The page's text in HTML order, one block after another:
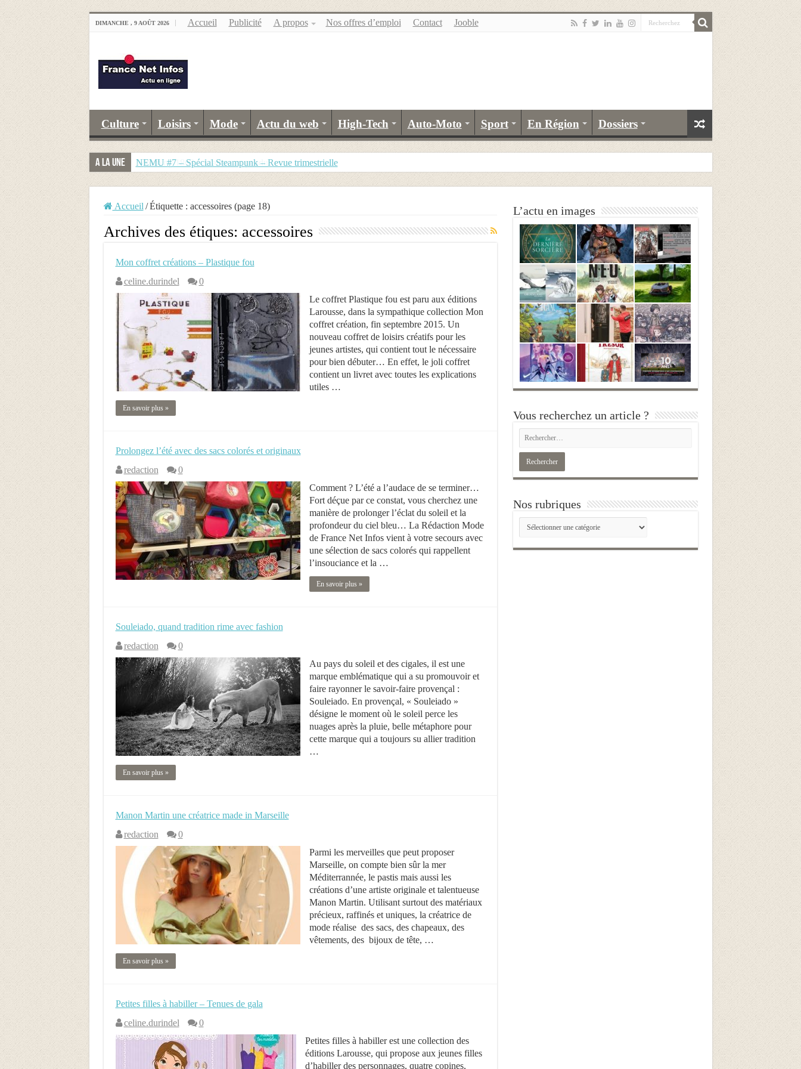
DIMANCHE , 9 AOÛT 2026 Accueil Publicité A propos Nos offres d’emploi Contact Jooble
Culture Loisirs Mode Actu du web High-Tech Auto-Moto Sport En Région Dossiers
A la Une NEMU #7 – Spécial Steampunk – Revue trimestrielle
Accueil / Étiquette : accessoires(page 18)
Archives des étiques: accessoires
Mon coffret créations – Plastique fou
celine.durindel
0
Le coffret Plastique fou est paru aux éditions
Larousse, dans la sympathique collection Mon
coffret création, fin septembre 2015. Un
nouveau coffret de loisirs créatifs pour les
jeunes artistes, qui contient tout le nécessaire
pour bien débuter… En effet, le joli coffret
contient un livret avec toutes les explications
utiles …
En savoir plus »
Prolongez l’été avec des sacs colorés et originaux
redaction
0
Comment ? L’été a l’audace de se terminer…
Fort déçue par ce constat, vous cherchez une
manière de prolonger l’éclat du soleil et la
profondeur du ciel bleu… La Rédaction Mode
de France Net Infos vient à votre secours avec
une sélection de sacs colorés qui rappellent
l’insouciance et la …
En savoir plus »
Souleiado, quand tradition rime avec fashion
redaction
0
Au pays du soleil et des cigales, il est une
marque emblématique qui a su promouvoir et
faire rayonner le savoir-faire provençal :
Souleiado. En provençal, « Souleiado »
désigne le moment où le soleil perce les
nuages après la pluie, belle métaphore pour
cette marque qui a toujours su allier tradition
…
En savoir plus »
Manon Martin une créatrice made in Marseille
redaction
0
Parmi les merveilles que peut proposer
Marseille, on compte bien sûr la mer
Méditerrannée, le pastis mais aussi les
créations d’une artiste originale et talentueuse
Manon Martin. Utilisant surtout des matériaux
précieux, raffinés et uniques, la créatrice de
mode réalise des sacs, des chapeaux, des
vêtements, des bijoux de tête, …
En savoir plus »
Petites filles à habiller – Tenues de gala
celine.durindel
0
Petites filles à habiller est une collection des
éditions Larousse, qui propose aux jeunes filles
d’habiller des personnages, quatre copines,
L’actu en images
Vous recherchez un article ?
Nos rubriques
Nos
rubriques